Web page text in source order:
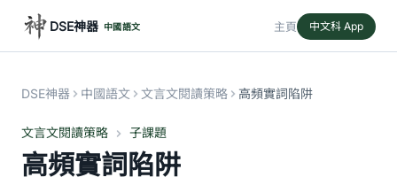
DSE神器 中國語文 主頁 中文科 App
DSE神器 中國語文 文言文閱讀策略 高頻實詞陷阱
文言文閱讀策略 子課題
高頻實詞陷阱